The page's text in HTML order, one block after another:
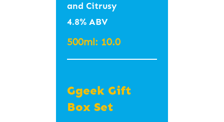
Pang Pang 팡
팡 7.6% IBU 30
New England IPA
#Orange #Tropical
#Juicy #HazyIPA
Rishi Organic
Tea 리쉬티 유기
농 수제차
Free #생강 #감귤껍
질 #레몬그라스 #소
7.0 / 120
Redemption
9.0 / 170
and Citrusy
4.8% ABV
500ml: 10.0
Ggeek Gift
Box Set